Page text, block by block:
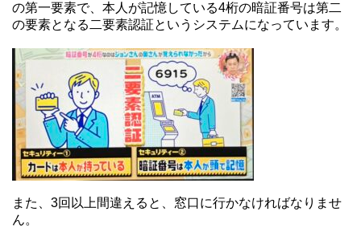
の第一要素で、本人が記憶している4桁の暗証番号は第二
の要素となる二要素認証というシステムになっています。
また、3回以上間違えると、窓口に行かなければなりませ
ん。